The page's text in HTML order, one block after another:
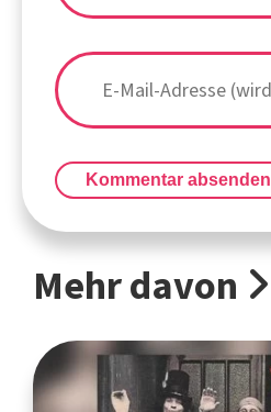
Kommentar absenden
Mehr davon